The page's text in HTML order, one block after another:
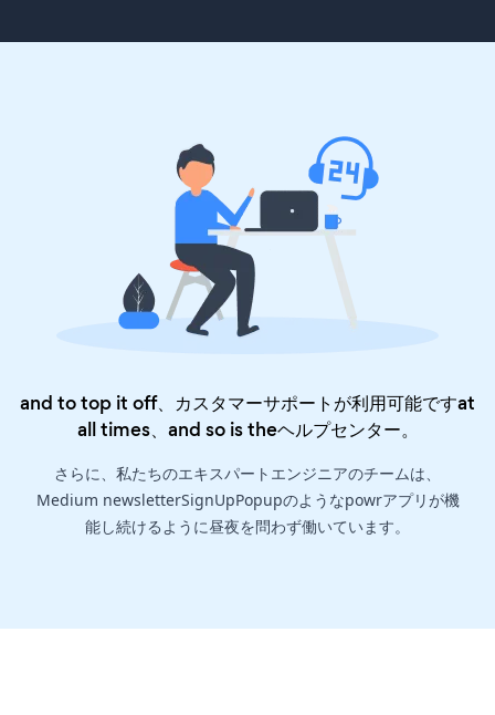
and to top it off、カスタマーサポートが利用可能ですat
all times、and so is theヘルプセンター。
さらに、私たちのエキスパートエンジニアのチームは、
Medium newsletterSignUpPopupのようなpowrアプリが機
能し続けるように昼夜を問わず働いています。